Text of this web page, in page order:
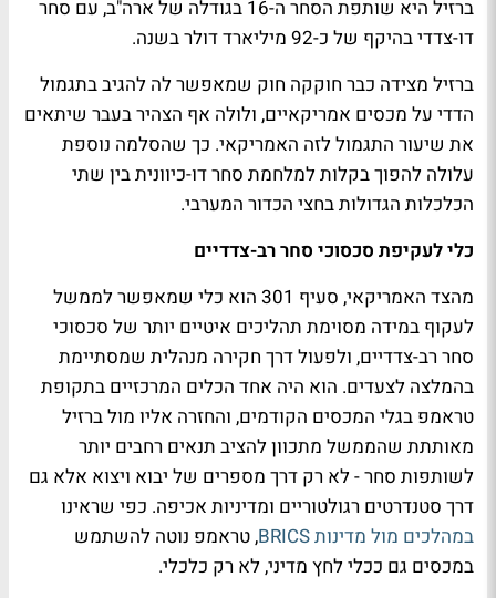
ברזיל היא שותפת הסחר ה-16 בגודלה של ארה"ב, עם סחר
דו-צדדי בהיקף של כ-92 מיליארד דולר בשנה.
ברזיל מצידה כבר חוקקה חוק שמאפשר לה להגיב בתגמול
הדדי על מכסים אמריקאיים, ולולה אף הצהיר בעבר שיתאים
את שיעור התגמול לזה האמריקאי. כך שהסלמה נוספת
עלולה להפוך בקלות למלחמת סחר דו-כיוונית בין שתי
הכלכלות הגדולות בחצי הכדור המערבי.
כלי לעקיפת סכסוכי סחר רב-צדדיים
מהצד האמריקאי, סעיף 301 הוא כלי שמאפשר לממשל
לעקוף במידה מסוימת תהליכים איטיים יותר של סכסוכי
סחר רב-צדדיים, ולפעול דרך חקירה מנהלית שמסתיימת
בהמלצה לצעדים. הוא היה אחד הכלים המרכזיים בתקופת
טראמפ בגלי המכסים הקודמים, והחזרה אליו מול ברזיל
מאותתת שהממשל מתכוון להציב תנאים רחבים יותר
לשותפות סחר - לא רק דרך מספרים של יבוא ויצוא אלא גם
דרך סטנדרטים רגולטוריים ומדיניות אכיפה. כפי שראינו
במהלכים מול מדינות BRICS
, טראמפ נוטה להשתמש
במכסים גם ככלי לחץ מדיני, לא רק כלכלי.